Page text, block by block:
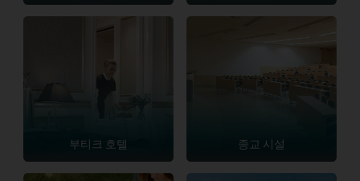
부티크 호텔 종교 시설